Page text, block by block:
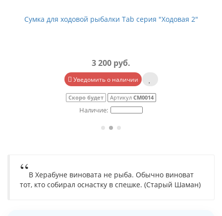
Сумка для ходовой рыбалки Tab серия "Ходовая 2"
3 200 руб.
Уведомить о наличии
Скоро будет Артикул СМ0014
В Херабуне виновата не рыба. Обычно виноват
тот, кто собирал оснастку в спешке. (Старый Шаман)